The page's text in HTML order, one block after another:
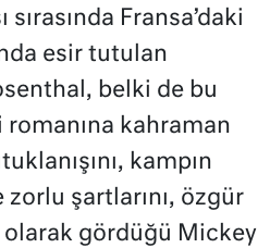
Fransa’daki
esir tutulan
belki de bu
kahraman
kampın
zorlu şartlarını, özgür
olarak gördüğü Mickey